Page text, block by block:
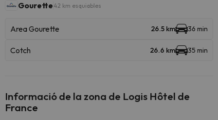
Gourette 42 km esquiables
Area Gourette 26.5 km 36 min
Cotch 26.6 km 35 min
Informació de la zona de Logis Hôtel de
France